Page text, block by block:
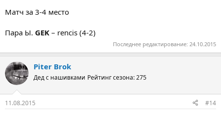
Матч за 3-4 место
Пара Ы. GEK – rencis (4-2)
Последнее редактирование: 24.10.2015
Piter Brok
Дед с нашивками Рейтинг сезона: 275
11.08.2015 #14